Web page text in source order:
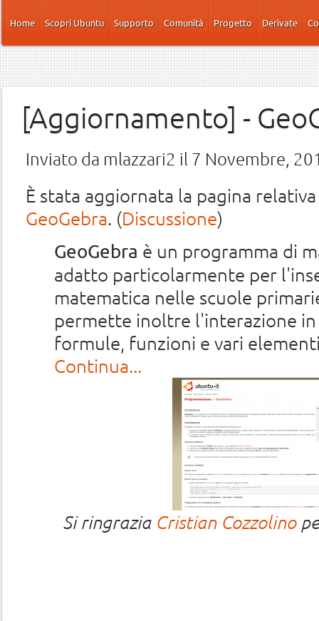
Salta al contenuto principale
Home
Scopri Ubuntu Supporto Comunità Progetto Derivate
[Aggiornamento] -
Inviato da mlazzari2 il 7 Novembre,
È stata aggiornata la pagina
GeoGebra. (Discussione)
GeoGebra è un programma di
adatto particolarmente per
matematica nelle scuole
permette inoltre l'interazione
formule, funzioni e vari
Continua...
Si ringrazia Cristian Cozzolino